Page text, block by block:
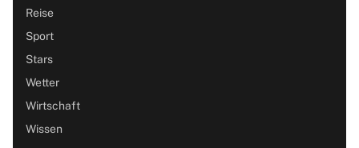
Reise
Sport
Stars
Wetter
Wirtschaft
Wissen